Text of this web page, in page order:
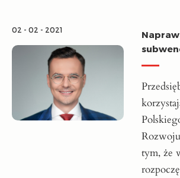
02 - 02 - 2021
tym, że